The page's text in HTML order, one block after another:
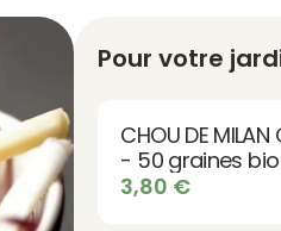
Pour votre
CHOU DE
- 50 graines bio
3,80 €